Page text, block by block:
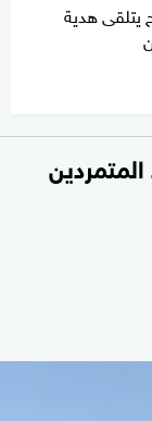
يتلقى هدية